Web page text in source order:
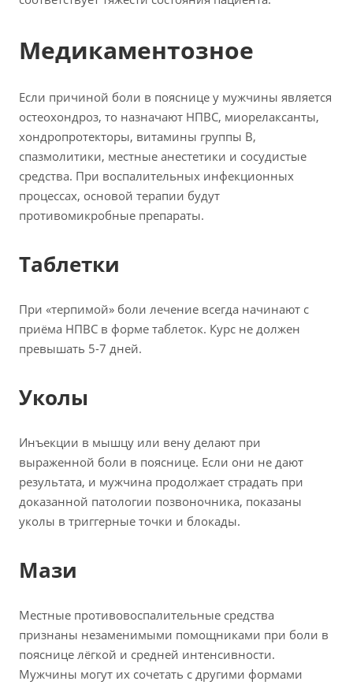
Медикаментозное
Если причиной боли в пояснице у мужчины является
остеохондроз, то назначают НПВС, миорелаксанты,
хондропротекторы, витамины группы В,
спазмолитики, местные анестетики и сосудистые
средства. При воспалительных инфекционных
процессах, основой терапии будут
противомикробные препараты.
Таблетки
При «терпимой» боли лечение всегда начинают с
приёма НПВС в форме таблеток. Курс не должен
превышать 5-7 дней.
Уколы
Инъекции в мышцу или вену делают при
выраженной боли в пояснице. Если они не дают
результата, и мужчина продолжает страдать при
доказанной патологии позвоночника, показаны
уколы в триггерные точки и блокады.
Мази
Местные противовоспалительные средства
признаны незаменимыми помощниками при боли в
пояснице лёгкой и средней интенсивности.
Мужчины могут их сочетать с другими формами